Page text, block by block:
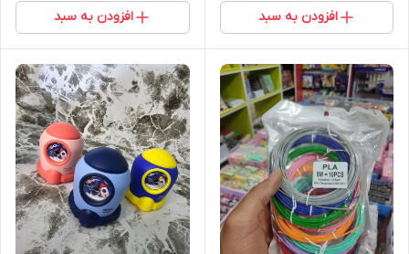
افزودن به سبد افزودن به سبد